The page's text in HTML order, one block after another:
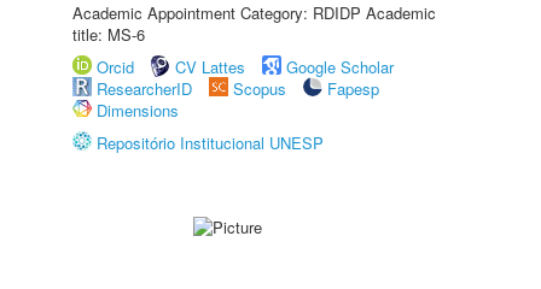
Academic Appointment Category: RDIDP Academic
title: MS-6
Orcid
CV Lattes
Google Scholar
ResearcherID
Scopus
Fapesp
Dimensions
Repositório Institucional UNESP